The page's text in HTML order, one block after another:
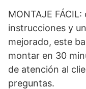
MONTAJE
instrucciones y
mejorado, este
montar en 30
de atención al
preguntas.